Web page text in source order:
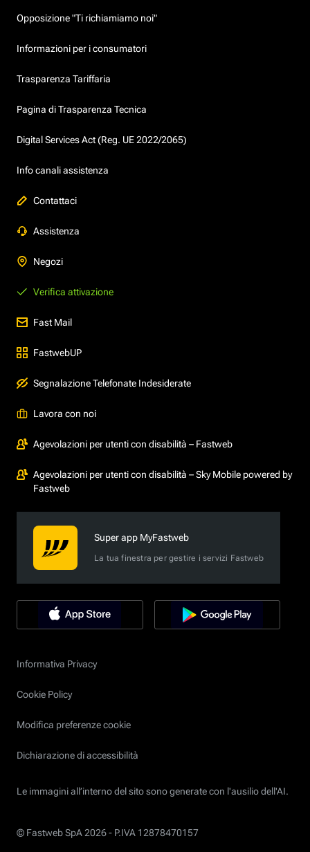
Opposizione "Ti richiamiamo noi"
Informazioni per i consumatori
Trasparenza Tariffaria
Pagina di Trasparenza Tecnica
Digital Services Act (Reg. UE 2022/2065)
Info canali assistenza
Contattaci
Assistenza
Negozi
Verifica attivazione
Fast Mail
FastwebUP
Segnalazione Telefonate Indesiderate
Lavora con noi
Agevolazioni per utenti con disabilità – Fastweb
Agevolazioni per utenti con disabilità – Sky Mobile powered by
Fastweb
Super app MyFastweb
La tua finestra per gestire i servizi Fastweb
Informativa Privacy
Cookie Policy
Modifica preferenze cookie
Dichiarazione di accessibilità
Le immagini all’interno del sito sono generate con l'ausilio dell'AI.
© Fastweb SpA 2026 - P.IVA 12878470157